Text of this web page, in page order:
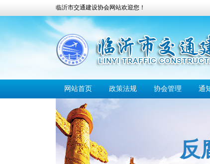
临沂市交通建设协会网站欢迎您！
网站首页 政策法规 协会管理 通
反